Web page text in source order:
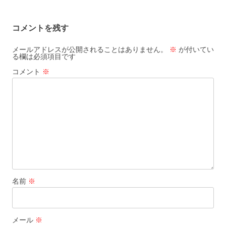
ゲ
ー
シ
ョ
コメントを残す
メールアドレスが公開されることはありません。 ※ が付いてい
る欄は必須項目です
コメント ※
名前 ※
メール ※